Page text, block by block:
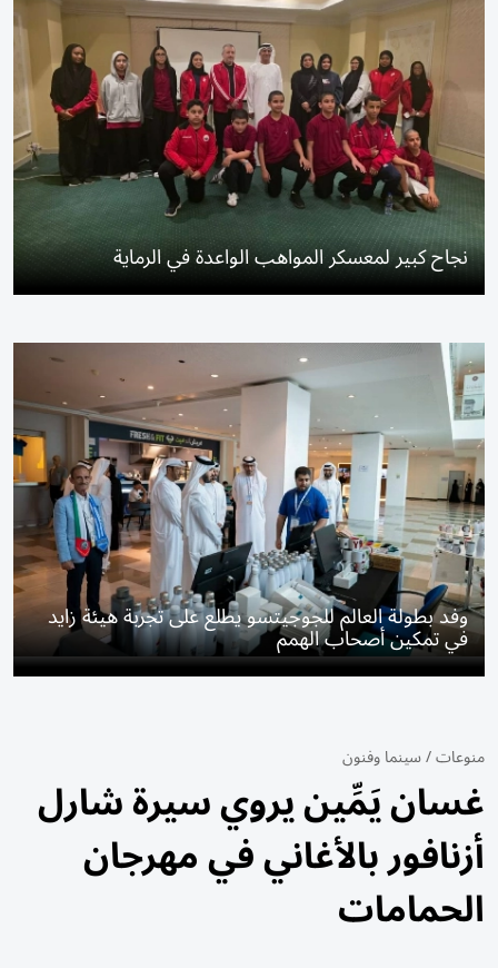
نجاح كبير لمعسكر المواهب الواعدة في الرماية
وفد بطولة العالم للجوجيتسو يطلع على تجربة هيئة زايد
في تمكين أصحاب الهمم
منوعات/سينما وفنون
غسان يَمِّين يروي سيرة شارل
أزنافور بالأغاني في مهرجان
الحمامات